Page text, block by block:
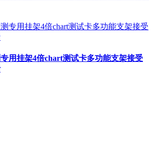
用挂架4倍chart测试卡多功能支架接受